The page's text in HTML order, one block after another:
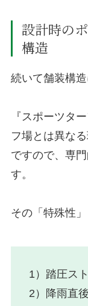
設計時の
構造
続いて舗装構造
『スポーツタ
フ場とは異な
ですので、専
す。
その「特殊性
1）踏圧ス
2）降雨直